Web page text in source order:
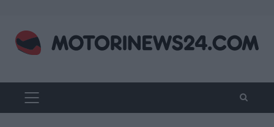
content
PRIMARY
MENU